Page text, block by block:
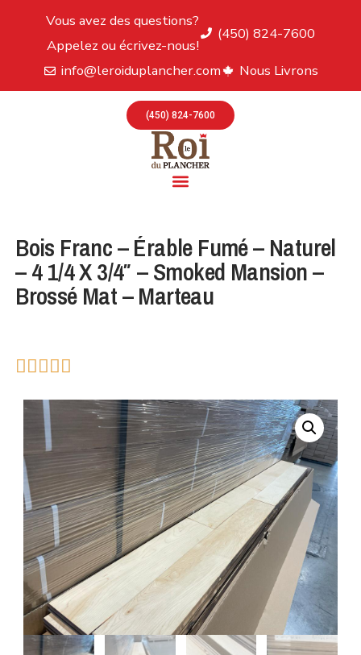
Vous avez des questions?
Appelez ou écrivez-nous!
(450) 824-7600
info@leroiduplancher.com Nous Livrons
(450) 824-7600
Bois Franc – Érable Fumé – Naturel
– 4 1/4 X 3/4″ – Smoked Mansion –
Brossé Mat – Marteau
